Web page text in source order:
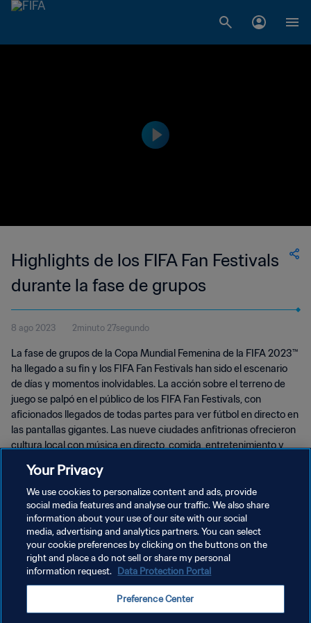
Highlights de los FIFA Fan Festivals
durante la fase de grupos
8 ago 2023 2minuto 27segundo
La fase de grupos de la Copa Mundial Femenina de la FIFA 2023™
ha llegado a su fin y los FIFA Fan Festivals han sido el escenario
de días y momentos inolvidables. La acción sobre el terreno de
juego se palpó en el público de los FIFA Fan Festivals, con
aficionados llegados de todas partes para ver fútbol en directo en
las pantallas gigantes. Las nueve ciudades anfitrionas ofrecieron
cultura local con música en directo, comida, entretenimiento y
alma de la Copa Mundial Femenina de la FIFA 2023™.
POLÍTICA DE PRIVACIDAD
Your Privacy
We use cookies to personalize content and ads, provide
social media features and analyse our traffic. We also share
information about your use of our site with our social
media, advertising and analytics partners. You can select
your cookie preferences by clicking on the buttons on the
right and place a do not sell or share my personal
information request. Data Protection Portal
Preference Center